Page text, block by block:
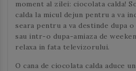
moment al zilei: ciocolata calda!
calda la micul dejun pentru a va
seara pentru a va destinde dupa
sau intr-o dupa-amiaza de
relaxa in fata televizorului.
O cana de ciocolata calda aduce